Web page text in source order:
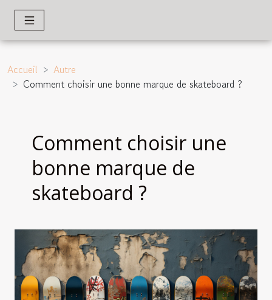
Accueil
Autre
Comment choisir une bonne marque de skateboard ?
Comment choisir une
bonne marque de
skateboard ?